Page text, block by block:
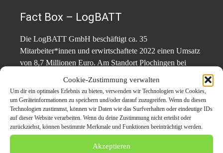
Cookie-Zustimmung verwalten
Um dir ein optimales Erlebnis zu bieten, verwenden wir Technologien wie Cookies,
um Geräteinformationen zu speichern und/oder darauf zuzugreifen. Wenn du diesen
Technologien zustimmst, können wir Daten wie das Surfverhalten oder eindeutige IDs
auf dieser Website verarbeiten. Wenn du deine Zustimmung nicht erteilst oder
zurückziehst, können bestimmte Merkmale und Funktionen beeinträchtigt werden.
Akzeptieren
Fact Box – LogBATT
Die LogBATT GmbH beschäftigt ca. 35
Mitarbeiter*innen und erwirtschaftete 2022 einen Umsatz
von 8,7 Millionen Euro. Am Standort Plochingen bei
Produktionsstätten, Logistik, sowie ein
Entwicklungszentrum zur Verfügung. Ein Zwischenlager
befindet sich in Bispingen und Leipzig.
Pressekontakt: